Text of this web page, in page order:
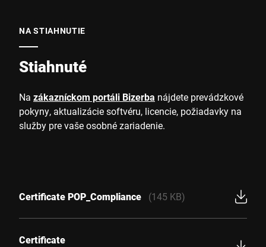
NA STIAHNUTIE
Stiahnuté
Na zákazníckom portáli Bizerba nájdete prevádzkové
pokyny, aktualizácie softvéru, licencie, požiadavky na
služby pre vaše osobné zariadenie.
Certificate POP_Compliance (145 KB)
Certificate